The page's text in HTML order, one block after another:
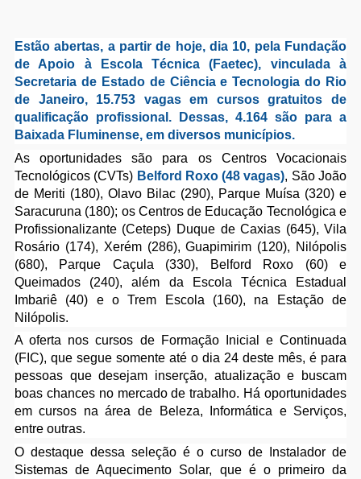
Estão abertas, a partir de hoje, dia 10, pela Fundação
de Apoio à Escola Técnica (Faetec), vinculada à
Secretaria de Estado de Ciência e Tecnologia do Rio
de Janeiro, 15.753 vagas em cursos gratuitos de
qualificação profissional. Dessas, 4.164 são para a
Baixada Fluminense, em diversos municípios.
As oportunidades são para os Centros Vocacionais
Tecnológicos (CVTs) Belford Roxo (48 vagas), São João
de Meriti (180), Olavo Bilac (290), Parque Muísa (320) e
Saracuruna (180); os Centros de Educação Tecnológica e
Profissionalizante (Ceteps) Duque de Caxias (645), Vila
Rosário (174), Xerém (286), Guapimirim (120), Nilópolis
(680), Parque Caçula (330), Belford Roxo (60) e
Queimados (240), além da Escola Técnica Estadual
Imbariê (40) e o Trem Escola (160), na Estação de
Nilópolis.
A oferta nos cursos de Formação Inicial e Continuada
(FIC), que segue somente até o dia 24 deste mês, é para
pessoas que desejam inserção, atualização e buscam
boas chances no mercado de trabalho. Há oportunidades
em cursos na área de Beleza, Informática e Serviços,
entre outras.
O destaque dessa seleção é o curso de Instalador de
Sistemas de Aquecimento Solar, que é o primeiro da